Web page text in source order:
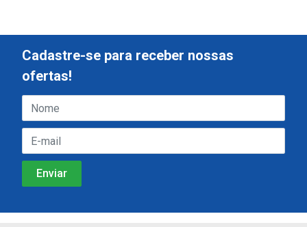
Cadastre-se para receber nossas
ofertas!